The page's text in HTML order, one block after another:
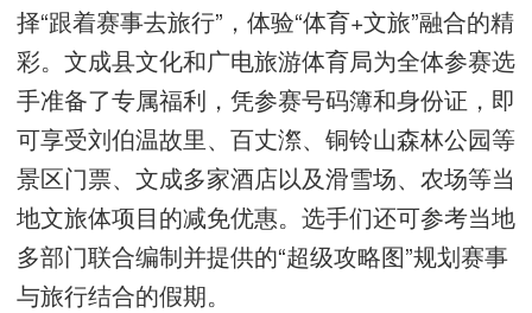
择“跟着赛事去旅行”，体验“体育+文旅”融合的精
彩。文成县文化和广电旅游体育局为全体参赛选
手准备了专属福利，凭参赛号码簿和身份证，即
可享受刘伯温故里、百丈漈、铜铃山森林公园等
景区门票、文成多家酒店以及滑雪场、农场等当
地文旅体项目的减免优惠。选手们还可参考当地
多部门联合编制并提供的“超级攻略图”规划赛事
与旅行结合的假期。